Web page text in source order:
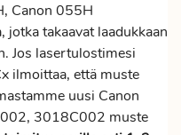
Canon 055H
jotka takaavat laadukkaan
Jos lasertulostimesi
ilmoittaa, että muste
uusi Canon
3018C002 muste